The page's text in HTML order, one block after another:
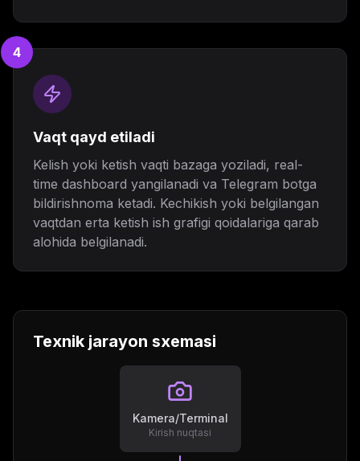
4
Vaqt qayd etiladi
Kelish yoki ketish vaqti bazaga yoziladi, real-
time dashboard yangilanadi va Telegram botga
bildirishnoma ketadi. Kechikish yoki belgilangan
vaqtdan erta ketish ish grafigi qoidalariga qarab
alohida belgilanadi.
Texnik jarayon sxemasi
Kamera/Terminal
Kirish nuqtasi